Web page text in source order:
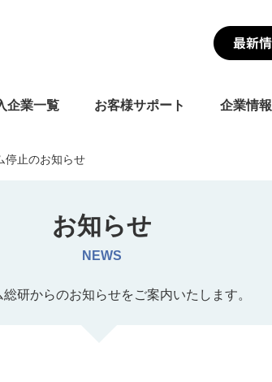
企業一覧 お客様サポート 企業情報
停止のお知らせ
お知らせ
NEWS
総研からのお知らせをご案内いたします。